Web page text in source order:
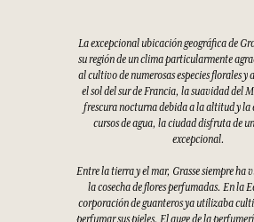
La excepcional ubicación geográfica de
su región de un clima particularmente
al cultivo de numerosas especies florales
el sol del sur de Francia, la suavidad del
frescura nocturna debida a la altitud y la
cursos de agua, la ciudad disfruta de
excepcional.
Entre la tierra y el mar, Grasse siempre ha
la cosecha de flores perfumadas. En la
corporación de guanteros ya utilizaba